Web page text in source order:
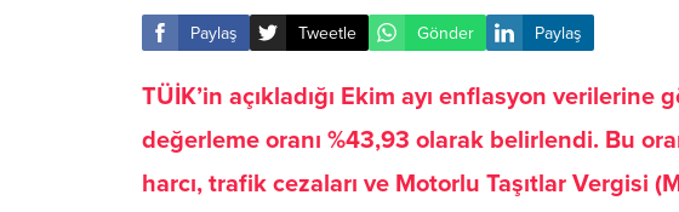
Paylaş Tweetle Gönder Paylaş
TÜİK’in açıkladığı Ekim ayı enflasyon
değerleme oranı %43,93 olarak belirlendi. Bu
harcı, trafik cezaları ve Motorlu Taşıtlar Vergisi